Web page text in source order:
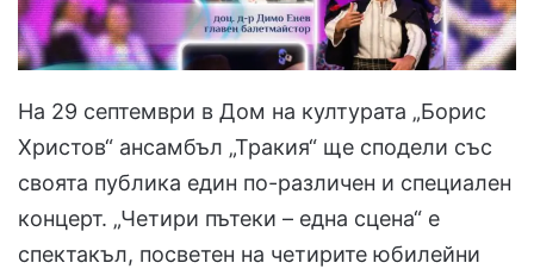
На 29 септември в Дом на културата „Борис
Христов“ ансамбъл „Тракия“ ще сподели със
своята публика един по-различен и специален
концерт. „Четири пътеки – една сцена“ е
спектакъл, посветен на четирите юбилейни